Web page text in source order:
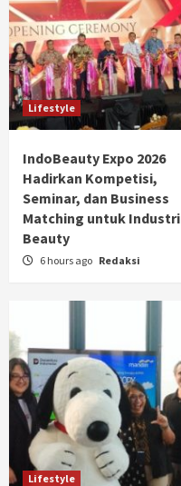
Lifestyle
IndoBeauty Expo 2026
Hadirkan Kompetisi,
Seminar, dan Business
Matching untuk Industri
Beauty
6 hours ago Redaksi
Lifestyle